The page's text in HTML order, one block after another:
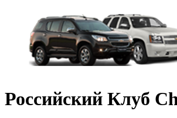
Российский Клуб